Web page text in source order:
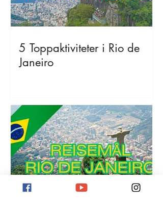
5 Toppaktiviteter i Rio de
Janeiro